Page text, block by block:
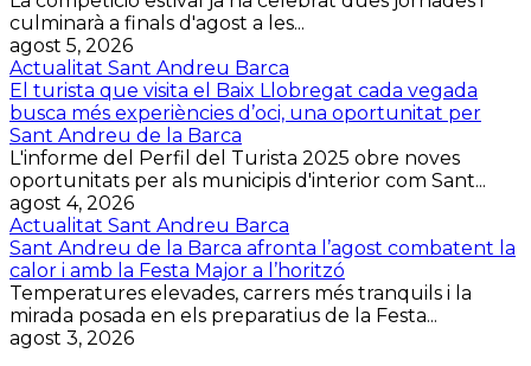
culminarà a finals d'agost a les...
agost 5, 2026
Actualitat Sant Andreu Barca
El turista que visita el Baix Llobregat cada vegada
busca més experiències d’oci, una oportunitat per
Sant Andreu de la Barca
L'informe del Perfil del Turista 2025 obre noves
oportunitats per als municipis d'interior com Sant...
agost 4, 2026
Actualitat Sant Andreu Barca
Sant Andreu de la Barca afronta l’agost combatent la
calor i amb la Festa Major a l’horitzó
Temperatures elevades, carrers més tranquils i la
mirada posada en els preparatius de la Festa...
agost 3, 2026